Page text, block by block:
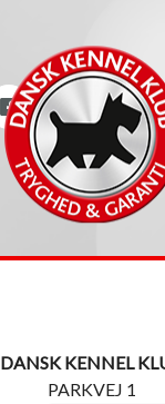
DANSK KENNEL
PARKVEJ 1